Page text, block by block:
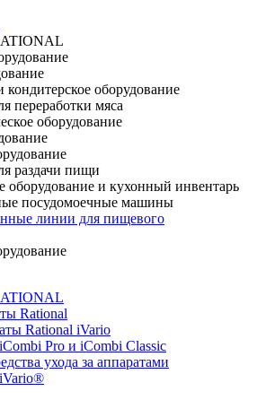
кондитерское оборудование
переработки мяса
оборудование
раздачи пищи
оборудование и кухонный инвентарь
посудомоечные машины
линии для пищевого
Rational
Rational iVario
Pro и iCombi Classic
ухода за аппаратами